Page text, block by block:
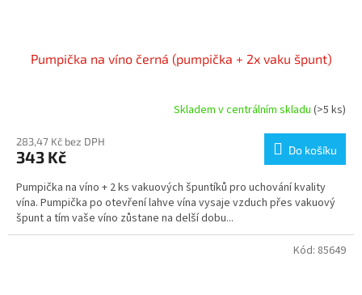
Pumpička na víno černá (pumpička + 2x vaku špunt)
Skladem v centrálním skladu (>5 ks)
283,47 Kč bez DPH
343 Kč Do košíku
Pumpička na víno + 2 ks vakuových špuntíků pro uchování kvality
vína. Pumpička po otevření lahve vína vysaje vzduch přes vakuový
špunt a tím vaše víno zůstane na delší dobu...
Kód: 85649